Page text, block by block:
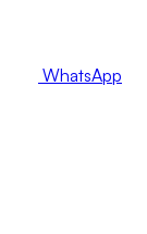
WhatsApp